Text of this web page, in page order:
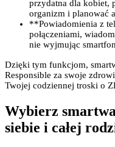
przydatna dla kobiet,
organizm i planować
**Powiadomienia z
połączeniami,
nie wyjmując
Dzięki tym funkcjom,
Responsible za swoje
Twojej codziennej troski o
Wybierz
siebie i całej